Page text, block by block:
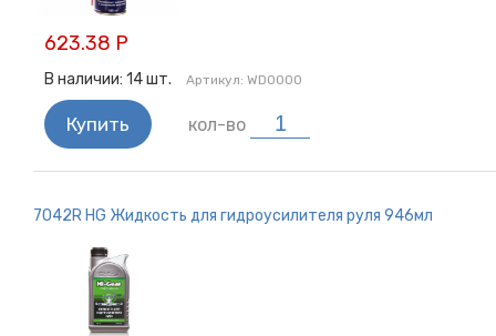
623.38 Р
В наличии: 14шт. Артикул: WD0000
Купить кол-во
7042R HG Жидкость для гидроусилителя руля 946мл